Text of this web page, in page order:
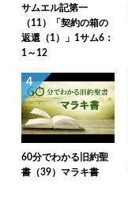
サムエル記第一
（11）「契約の箱の
返還（1）」1サム6：
1～12
4
60分でわかる旧約聖
書（39）マラキ書